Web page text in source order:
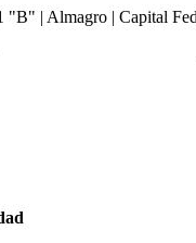
"B" | Almagro | Capital